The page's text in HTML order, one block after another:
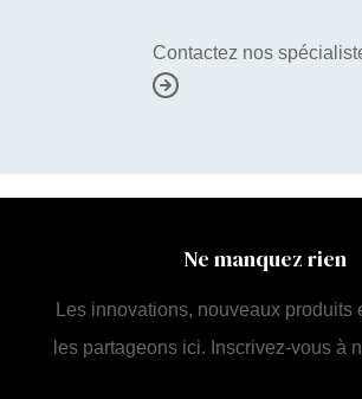
Contactez nos
Ne manquez rien
Les innovations, nouveaux produits
les partageons ici. Inscrivez-vous à